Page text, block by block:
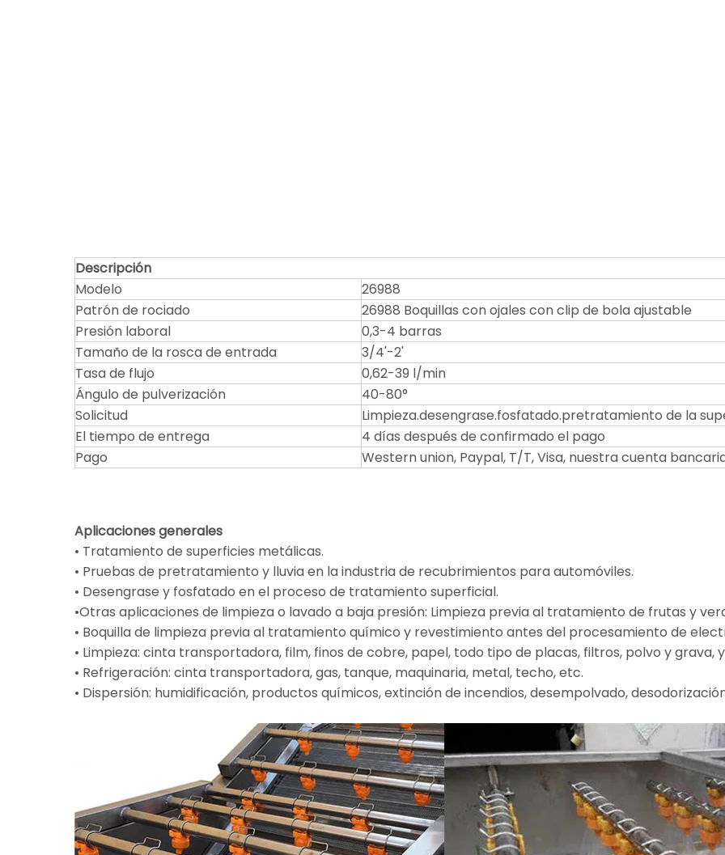
Descripción
Modelo
26988
Patrón de rociado
26988 Boquillas con ojales con clip de bola ajustable
Presión laboral
0,3-4 barras
Tamaño de la rosca de entrada
3/4'-2'
Tasa de flujo
0,62-39 l/min
Ángulo de pulverización
40-80°
Solicitud
Limpieza.desengrase.fosfatado.pretratamiento de la
El tiempo de entrega
4 días después de confirmado el pago
Pago
Western union, Paypal, T/T, Visa, nuestra cuenta
Aplicaciones generales
• Tratamiento de superficies metálicas.
• Pruebas de pretratamiento y lluvia en la industria de recubrimientos para automóviles.
• Desengrase y fosfatado en el proceso de tratamiento superficial.
•Otras aplicaciones de limpieza o lavado a baja presión: Limpieza previa al tratamiento de frutas y
• Boquilla de limpieza previa al tratamiento químico y revestimiento antes del procesamiento de
• Limpieza: cinta transportadora, film, finos de cobre, papel, todo tipo de placas, filtros, polvo y grava,
• Refrigeración: cinta transportadora, gas, tanque, maquinaria, metal, techo, etc.
• Dispersión: humidificación, productos químicos, extinción de incendios, desempolvado,